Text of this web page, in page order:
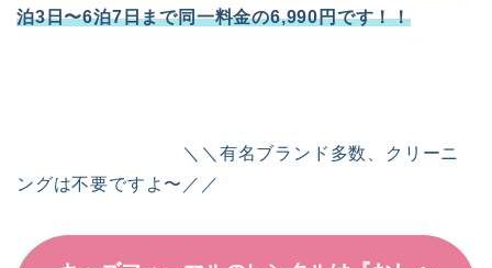
泊3日〜6泊7日まで同一料金の6,990円です！！
＼＼有名ブランド多数、クリーニ
ングは不要ですよ〜／／